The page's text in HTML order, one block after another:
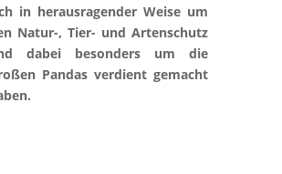
in herausragender Weise um
Natur-, Tier- und Artenschutz
dabei besonders um die
Pandas verdient gemacht